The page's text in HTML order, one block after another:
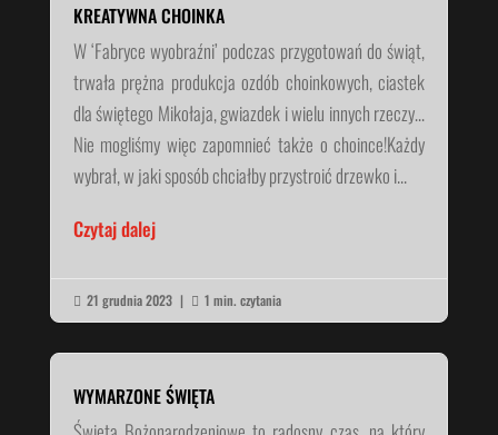
KREATYWNA CHOINKA
W ‘Fabryce wyobraźni’ podczas przygotowań do świąt,
trwała prężna produkcja ozdób choinkowych, ciastek
dla świętego Mikołaja, gwiazdek i wielu innych rzeczy…
Nie mogliśmy więc zapomnieć także o choince!Każdy
wybrał, w jaki sposób chciałby przystroić drzewko i...
Czytaj dalej
 21 grudnia 2023 |  1 min. czytania
WYMARZONE ŚWIĘTA